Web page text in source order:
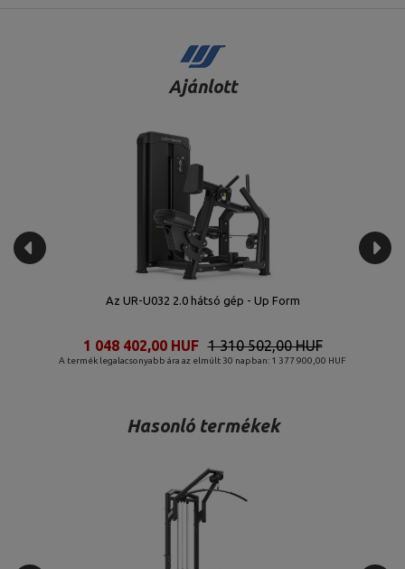
Ajánlott
Kábel crossover UR-U017 - UpForm
A termék legalacsonyabb ára az elmúlt 30 napban: 1 621 129,00 HUF
1 523 927,00 HUF
1 219 142,00 HUF
Hasonló termékek